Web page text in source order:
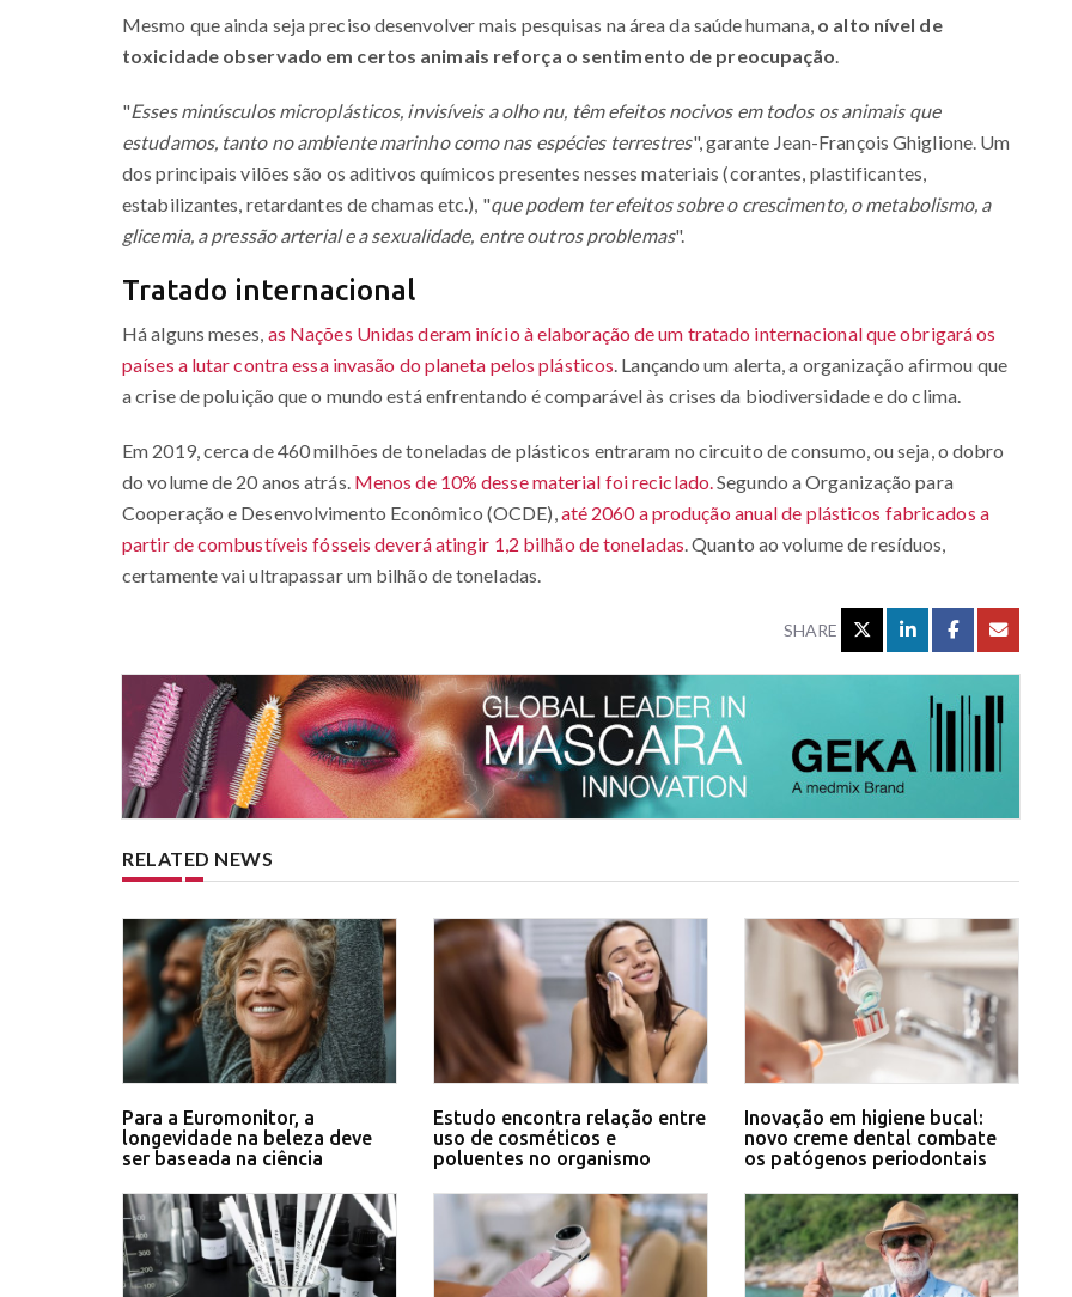
Mesmo que ainda seja preciso desenvolver mais pesquisas na área da saúde humana, o alto nível de
toxicidade observado em certos animais reforça o sentimento de preocupação.
"Esses minúsculos microplásticos, invisíveis a olho nu, têm efeitos nocivos em todos os animais que
estudamos, tanto no ambiente marinho como nas espécies terrestres", garante Jean-François Ghiglione. Um
dos principais vilões são os aditivos químicos presentes nesses materiais (corantes, plastificantes,
estabilizantes, retardantes de chamas etc.), "que podem ter efeitos sobre o crescimento, o metabolismo, a
glicemia, a pressão arterial e a sexualidade, entre outros problemas".
Tratado internacional
Há alguns meses, as Nações Unidas deram início à elaboração de um tratado internacional que obrigará os
países a lutar contra essa invasão do planeta pelos plásticos. Lançando um alerta, a organização afirmou que
a crise de poluição que o mundo está enfrentando é comparável às crises da biodiversidade e do clima.
Em 2019, cerca de 460 milhões de toneladas de plásticos entraram no circuito de consumo, ou seja, o dobro
do volume de 20 anos atrás. Menos de 10% desse material foi reciclado.Segundo a Organização para
Cooperação e Desenvolvimento Econômico (OCDE),até 2060 a produção anual de plásticos fabricados a
partir de combustíveis fósseis deverá atingir 1,2 bilhão de toneladas. Quanto ao volume de resíduos,
certamente vai ultrapassar um bilhão de toneladas.
SHARE
RELATED NEWS
Para a Euromonitor, a
longevidade na beleza deve
ser baseada na ciência
Estudo encontra relação entre
uso de cosméticos e
poluentes no organismo
Inovação em higiene bucal:
novo creme dental combate
os patógenos periodontais